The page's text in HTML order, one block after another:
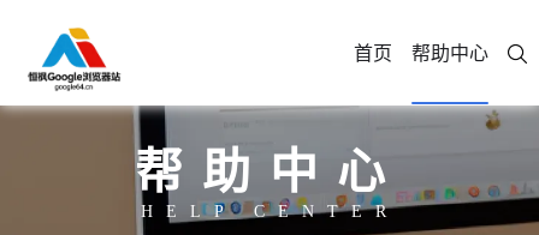
首页 帮助中心
帮助中心
HELP CENTER